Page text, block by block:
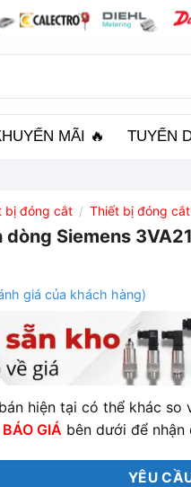
MÃI 🔥 TUYỂN
bị đóng cắt / Thiết bị đóng
dòng Siemens
giá của khách hàng)
hiện tại có thể khác
GIÁ bên dưới để
YÊU